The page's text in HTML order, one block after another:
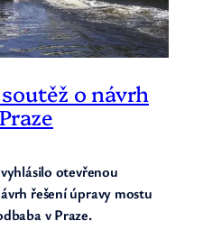
o návrh
otevřenou
řešení úpravy mostu
v Praze.